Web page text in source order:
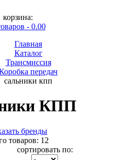
корзина:
- 0.00
Главная
Каталог
Трансмиссия
передач
сальники кпп
КПП
бренды
товаров: 12
сортировать по: